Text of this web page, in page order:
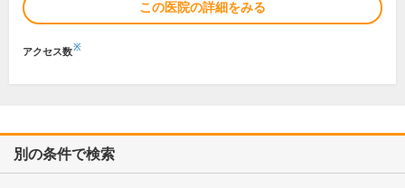
この医院の詳細をみる
アクセス数※
別の条件で検索